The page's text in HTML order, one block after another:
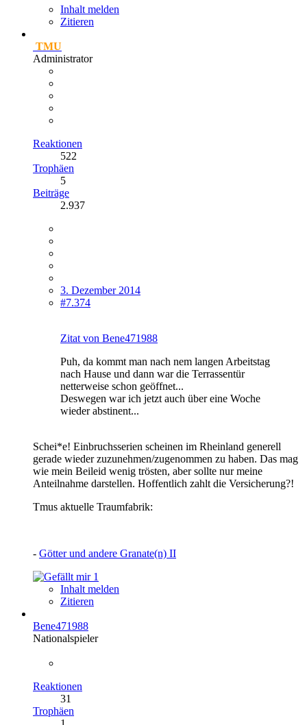
Inhalt melden
Zitieren
TMU
Administrator
Reaktionen
522
Trophäen
5
Beiträge
2.937
3. Dezember 2014
#7.374
Zitat von Bene471988
Puh, da kommt man nach nem langen Arbeitstag
nach Hause und dann war die Terrassentür
netterweise schon geöffnet...
Deswegen war ich jetzt auch über eine Woche
wieder abstinent...
Schei*e! Einbruchsserien scheinen im Rheinland generell
gerade wieder zuzunehmen/zugenommen zu haben. Das mag
wie mein Beileid wenig trösten, aber sollte nur meine
Anteilnahme darstellen. Hoffentlich zahlt die Versicherung?!
Tmus aktuelle Traumfabrik:
- Götter und andere Granate(n) II
1
Inhalt melden
Zitieren
Bene471988
Nationalspieler
Reaktionen
31
Trophäen